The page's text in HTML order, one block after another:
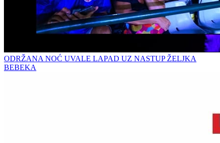
ODRŽANA NOĆ UVALE LAPAD UZ NASTUP ŽELJKA
BEBEKA